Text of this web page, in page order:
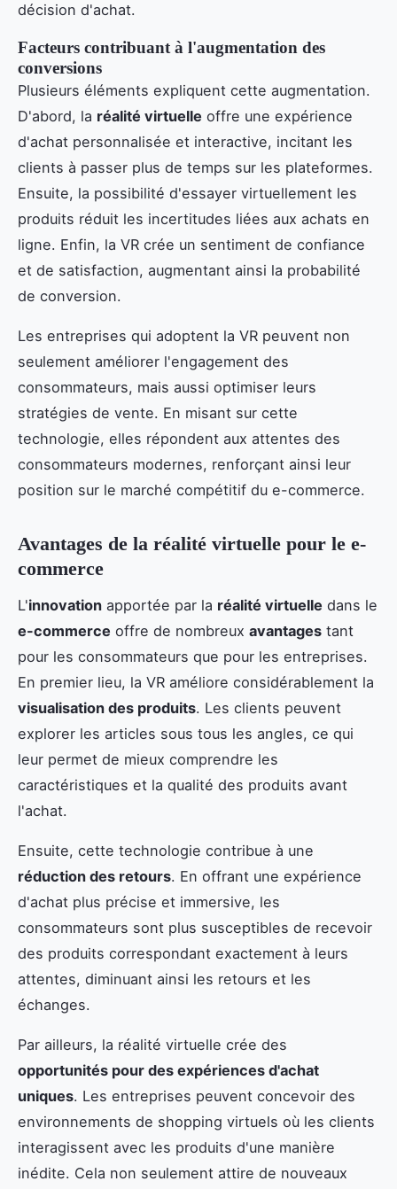
décision d'achat.
Facteurs contribuant à l'augmentation des
conversions
Plusieurs éléments expliquent cette augmentation.
D'abord, la réalité virtuelle offre une expérience
d'achat personnalisée et interactive, incitant les
clients à passer plus de temps sur les plateformes.
Ensuite, la possibilité d'essayer virtuellement les
produits réduit les incertitudes liées aux achats en
ligne. Enfin, la VR crée un sentiment de confiance
et de satisfaction, augmentant ainsi la probabilité
de conversion.
Les entreprises qui adoptent la VR peuvent non
seulement améliorer l'engagement des
consommateurs, mais aussi optimiser leurs
stratégies de vente. En misant sur cette
technologie, elles répondent aux attentes des
consommateurs modernes, renforçant ainsi leur
position sur le marché compétitif du e-commerce.
Avantages de la réalité virtuelle pour le e-
commerce
L'innovation apportée par la réalité virtuelle dans le
e-commerce offre de nombreux avantages tant
pour les consommateurs que pour les entreprises.
En premier lieu, la VR améliore considérablement la
visualisation des produits. Les clients peuvent
explorer les articles sous tous les angles, ce qui
leur permet de mieux comprendre les
caractéristiques et la qualité des produits avant
l'achat.
Ensuite, cette technologie contribue à une
réduction des retours. En offrant une expérience
d'achat plus précise et immersive, les
consommateurs sont plus susceptibles de recevoir
des produits correspondant exactement à leurs
attentes, diminuant ainsi les retours et les
échanges.
Par ailleurs, la réalité virtuelle crée des
opportunités pour des expériences d'achat
uniques. Les entreprises peuvent concevoir des
environnements de shopping virtuels où les clients
interagissent avec les produits d'une manière
inédite. Cela non seulement attire de nouveaux